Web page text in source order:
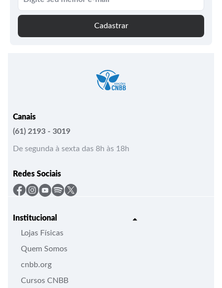
Cadastrar
Canais
(61) 2193 - 3019
De segunda à sexta das 8h às 18h
Redes Sociais
Institucional
Lojas Físicas
Quem Somos
cnbb.org
Cursos CNBB